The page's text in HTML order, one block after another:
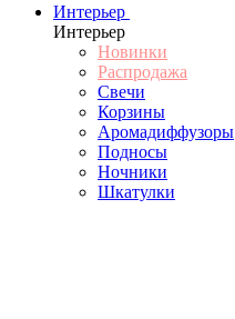
Интерьер
Интерьер
Новинки
Распродажа
Свечи
Корзины
Аромадиффузоры
Подносы
Ночники
Шкатулки